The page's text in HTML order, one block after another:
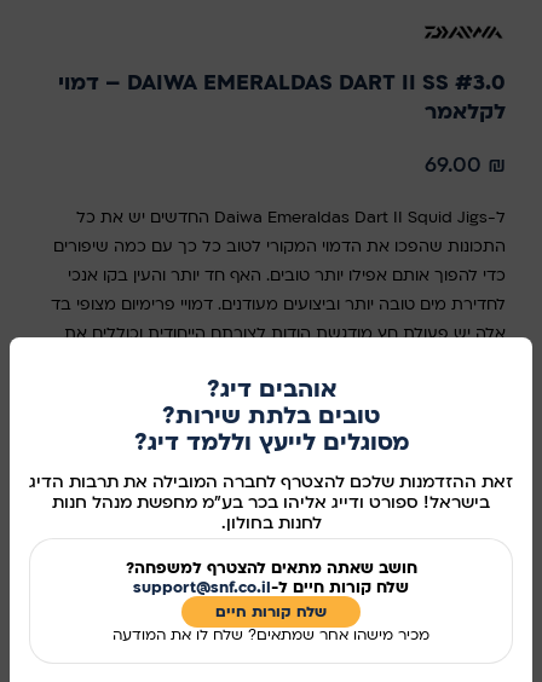
אוהבים דיג?
טובים בלתת שירות?
מסוגלים לייעץ וללמד דיג?
זאת ההזדמנות שלכם להצטרף לחברה המובילה את תרבות הדיג
בישראל! ספורט ודייג אליהו בכר בע"מ מחפשת מנהל חנות
לחנות בחולון.
חושב שאתה מתאים להצטרף למשפחה?
שלח קורות חיים ל-support@snf.co.il
שלח קורות חיים​
מכיר מישהו אחר שמתאים? שלח לו את המודעה
DAIWA EMERALDAS DART II SS #3.0 – דמוי
לקלאמר
69.00 ₪
ל-Daiwa Emeraldas Dart II Squid Jigs החדשים יש את כל
התכונות שהפכו את הדמוי המקורי לטוב כל כך עם כמה שיפורים
כדי להפוך אותם אפילו יותר טובים. האף חד יותר והעין בקו אנכי
לחדירת מים טובה יותר וביצועים מעודנים. דמויי פרימיום מצופי בד
אלה יש פעולת חץ מודגשת הודות לצורתם הייחודית וכוללים את
הוספה לסל
קנו עכשיו